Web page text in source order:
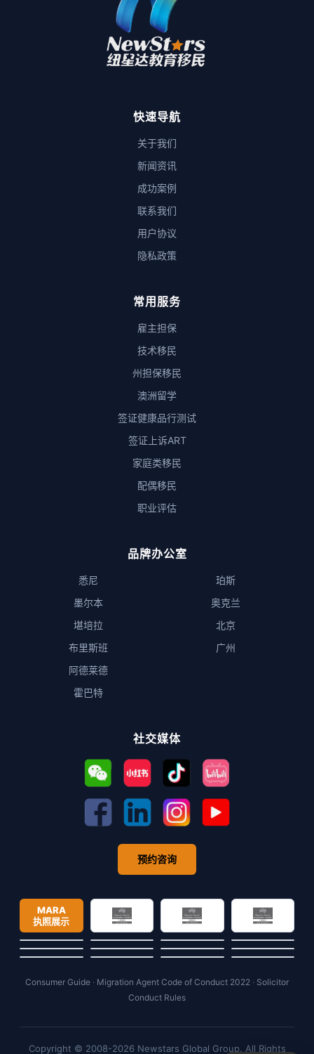
快速导航
关于我们
新闻资讯
成功案例
联系我们
用户协议
隐私政策
常用服务
雇主担保
技术移民
州担保移民
澳洲留学
签证健康品行测试
签证上诉ART
家庭类移民
配偶移民
职业评估
品牌办公室
悉尼
墨尔本
堪培拉
布里斯班
阿德莱德
霍巴特
珀斯
奥克兰
北京
广州
社交媒体
预约咨询
MARA
执照展示
Consumer Guide · Migration Agent Code of Conduct 2022 · Solicitor
Conduct Rules
Copyright © 2008-2026 Newstars Global Group. All Rights